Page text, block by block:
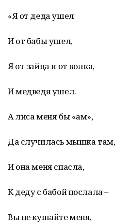
«Я от деда ушел
И от бабы ушел,
Я от зайца и от волка,
И медведя ушел.
А лиса меня бы «ам»,
Да случилась мышка там,
И она меня спасла,
К деду с бабой послала –
Вы не кушайте меня,